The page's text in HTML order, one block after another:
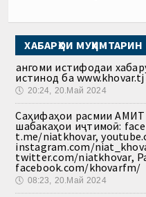
ХАБАРҲОИ МУҲИМТАРИН
Ҳангоми истифодаи
истинод ба
🕔 20:24, 20.Май 2024
Саҳифаҳои расмии АМИТ
шабакаҳои иҷтимоӣ:
t.me/niatkhovar,
instagram.com/
twitter.com/niatkhovar,
facebook.com/khovarfm/
🕔 08:23, 20.Май 2024